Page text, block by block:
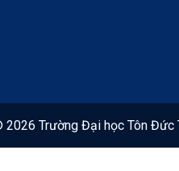
2026 Trường Đại học Tôn Đức